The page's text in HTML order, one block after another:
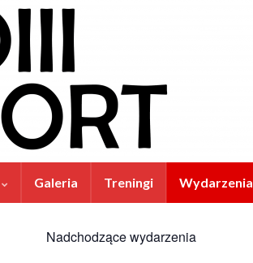
Galeria Treningi Wydarzenia
Nadchodzące wydarzenia